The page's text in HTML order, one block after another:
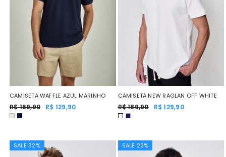
CAMISETA WAFFLE AZUL MARINHO
R$ 169,90 R$ 129,90
CAMISETA NEW RAGLAN OFF WHITE
R$ 189,90 R$ 129,90
SALE 32% SALE 22%